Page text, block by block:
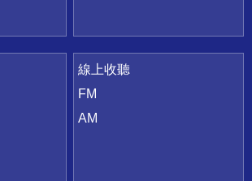
線上收聽
FM
AM